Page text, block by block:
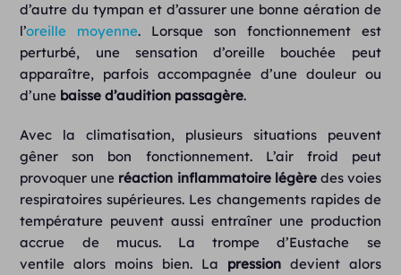
d’autre du tympan et d’assurer une bonne aération de
l’oreille moyenne. Lorsque son fonctionnement est
perturbé, une sensation d’oreille bouchée peut
apparaître, parfois accompagnée d’une douleur ou
d’une baisse d’audition passagère.
Avec la climatisation, plusieurs situations peuvent
gêner son bon fonctionnement. L’air froid peut
provoquer une réaction inflammatoire légèredes voies
respiratoires supérieures. Les changements rapides de
température peuvent aussi entraîner une production
accrue de mucus. La trompe d’Eustache se
ventile alors moins bien. La pressiondevient alors